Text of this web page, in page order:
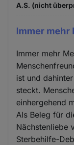
A.S. (nicht
Immer mehr
Immer mehr
ist und
steckt.
einhergehend
Als Beleg für
Nächstenliebe
Sterbehilfe-